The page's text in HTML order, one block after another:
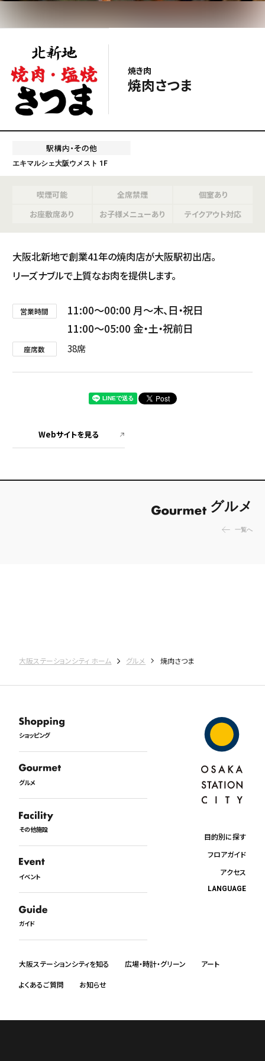
エキマルシェ大阪ウメスト 1F
焼き肉
焼肉さつま
大阪北新地で創業41年の焼肉店が大阪駅初出店。
リーズナブルで上質なお肉を提供します。
喫煙可能 全席禁煙
個室あり
お座敷席あり
お子様メニューあり テイクアウト対応
営業時間 11:00
00:00 月～木、日・祝日
11:00
05:00 金・土・祝前日
座席数 38席
Webサイトを見る
グルメ
一覧へ
大阪ステーションシティ ホーム グルメ 焼肉さつま
ショッピング
グルメ
その他施設
イベント
ガイド
大阪ステーションシティを知る 広場・時計・グリーン アート
目的別に探す
フロアガイド
アクセス
LANGUAGE
ภาษาไทย
よくあるご質問 お知らせ